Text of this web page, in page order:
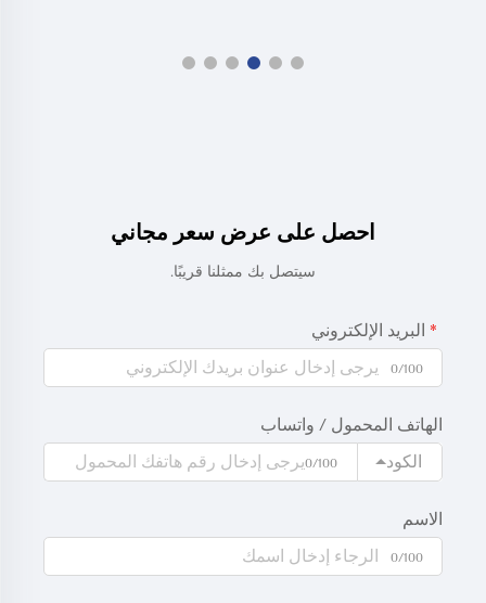
احصل على عرض سعر مجاني
سيتصل بك ممثلنا قريبًا.
البريد الإلكتروني
0/100
الهاتف المحمول / واتساب
الكود
0/100
الاسم
0/100